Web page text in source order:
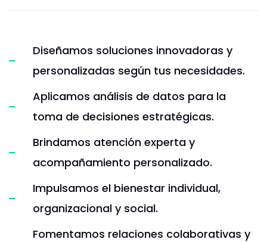
Diseñamos soluciones innovadoras y
personalizadas según tus necesidades.
Aplicamos análisis de datos para la
toma de decisiones estratégicas.
Brindamos atención experta y
acompañamiento personalizado.
Impulsamos el bienestar individual,
organizacional y social.
Fomentamos relaciones colaborativas y